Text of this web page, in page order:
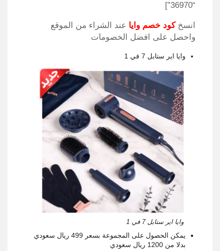
“36970”]
انسخكود خصم وايا عند الشراء من الموقع
واحصل على افضل الخصومات
وايا اير ستابل 7 في 1
وايا اير ستابل 7 في 1
يمكن الحصول على المجموعة بسعر 499 ريال سعودي
بدلا من 1200 ريال سعودي